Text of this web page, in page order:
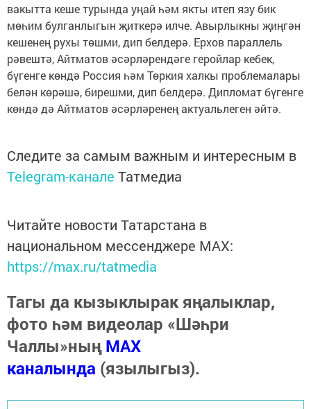
вакытта кеше турында уңай һәм якты итеп язу бик
мөһим булганлыгын җиткерә илче. Авырлыкны җиңгән
кешенең рухы төшми, дип белдерә. Ерхов параллель
рәвештә, Айтматов әсәрләрендәге геройлар кебек,
бүгенге көндә Россия һәм Төркия халкы проблемалары
белән көрәшә, бирешми, дип белдерә. Дипломат бүгенге
көндә дә Айтматов әсәрләренең актуальлеген әйтә.
Следите за самым важным и интересным в
Telegram-канале Татмедиа
Читайте новости Татарстана в
национальном мессенджере MАХ:
https://max.ru/tatmedia
Тагы да кызыклырак яңалыклар,
фото һәм видеолар «Шәһри
Чаллы»ныңMAX
каналында (язылыгыз).